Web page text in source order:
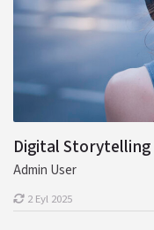
Digital Storytelling
Admin User
2 Eyl 2025